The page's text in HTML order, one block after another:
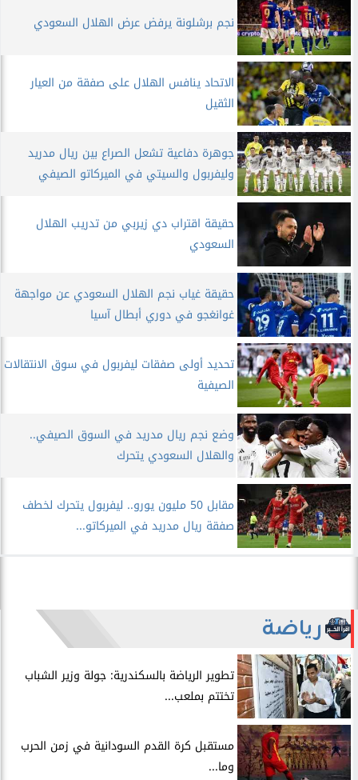
نجم برشلونة يرفض عرض الهلال السعودي
الاتحاد ينافس الهلال على صفقة من العيار
الثقيل
جوهرة دفاعية تشعل الصراع بين ريال مدريد
وليفربول والسيتي في الميركاتو الصيفي
حقيقة اقتراب دي زيربي من تدريب الهلال
السعودي
حقيقة غياب نجم الهلال السعودي عن مواجهة
غوانغجو في دوري أبطال آسيا
تحديد أولى صفقات ليفربول في سوق الانتقالات
الصيفية
وضع نجم ريال مدريد في السوق الصيفي..
والهلال السعودي يتحرك
مقابل 50 مليون يورو.. ليفربول يتحرك لخطف
صفقة ريال مدريد في الميركاتو...
رياضة
​تطوير الرياضة بالسكندرية: جولة وزير الشباب
تختتم بملعب...
مستقبل كرة القدم السودانية في زمن الحرب
وما...